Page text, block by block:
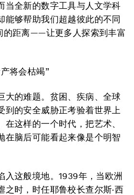
当全新的数字工具与人文学科
能够帮助我们超越彼此的不同
距离——让更多人探索到丰富
将会枯竭”
大的难题。贫困、疾病、全球
到的安全威胁正考验着世界上
在这样的一个时代，把艺术、
在脑后可能看起来像是个明智
入这般境地。1939年，当欧洲
之时，时任耶鲁校长查尔斯·西